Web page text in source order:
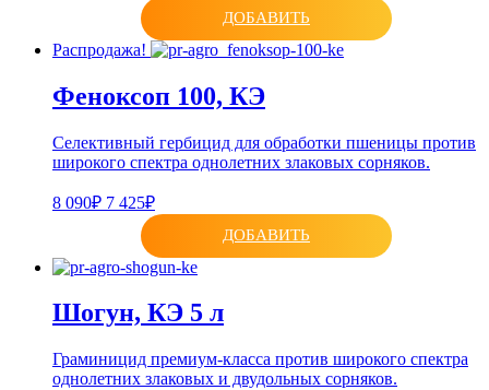
ДОБАВИТЬ
Распродажа!
Феноксоп 100, КЭ
Селективный гербицид для обработки пшеницы против
широкого спектра однолетних злаковых сорняков.
8 090₽ 7 425₽
ДОБАВИТЬ
Шогун, КЭ 5 л
Граминицид премиум-класса против широкого спектра
однолетних злаковых и двудольных сорняков.